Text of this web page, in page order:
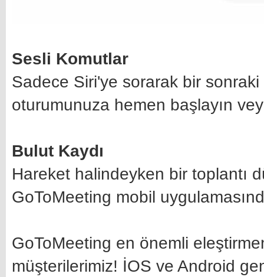
Sesli Komutlar
Sadece Siri'ye sorarak bir
oturumunuza hemen başlayın
Bulut Kaydı
Hareket halindeyken bir toplantı
GoToMeeting mobil
GoToMeeting en önemli
müşterilerimiz! İOS ve Android